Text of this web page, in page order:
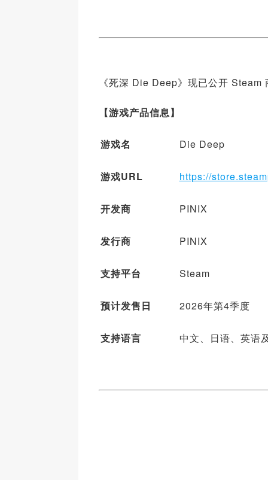
《死深 Die Deep》现已公开
【游戏产品信息】
游戏名 Die Deep
游戏URL https://
开发商 PINIX
发行商 PINIX
支持平台 Steam
预计发售日 2026年第4季度
支持语言 中文、日语、英语